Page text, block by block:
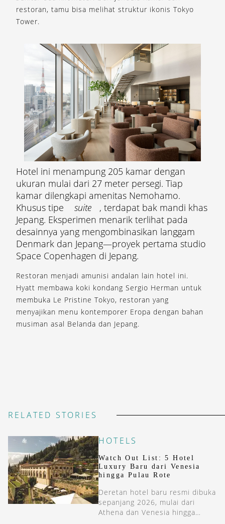
restoran, tamu bisa melihat struktur ikonis Tokyo
Tower.
Hotel ini menampung 205 kamar dengan
ukuran mulai dari 27 meter persegi. Tiap
kamar dilengkapi amenitas Nemohamo.
Khusus tipe
suite
, terdapat bak mandi khas
Jepang. Eksperimen menarik terlihat pada
desainnya yang mengombinasikan langgam
Denmark dan Jepang—proyek pertama studio
Space Copenhagen di Jepang.
Restoran menjadi amunisi andalan lain hotel ini.
Hyatt membawa koki kondang Sergio Herman untuk
membuka Le Pristine Tokyo, restoran yang
menyajikan menu kontemporer Eropa dengan bahan
musiman asal Belanda dan Jepang.
RELATED STORIES
HOTELS
Watch Out List: 5 Hotel
Luxury Baru dari Venesia
hingga Pulau Rote
Deretan hotel baru resmi dibuka
sepanjang 2026, mulai dari
Athena dan Venesia hingga